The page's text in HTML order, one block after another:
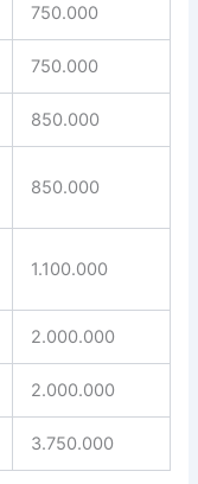
750.000
750.000
850.000
850.000
1.100.000
2.000.000
2.000.000
3.750.000